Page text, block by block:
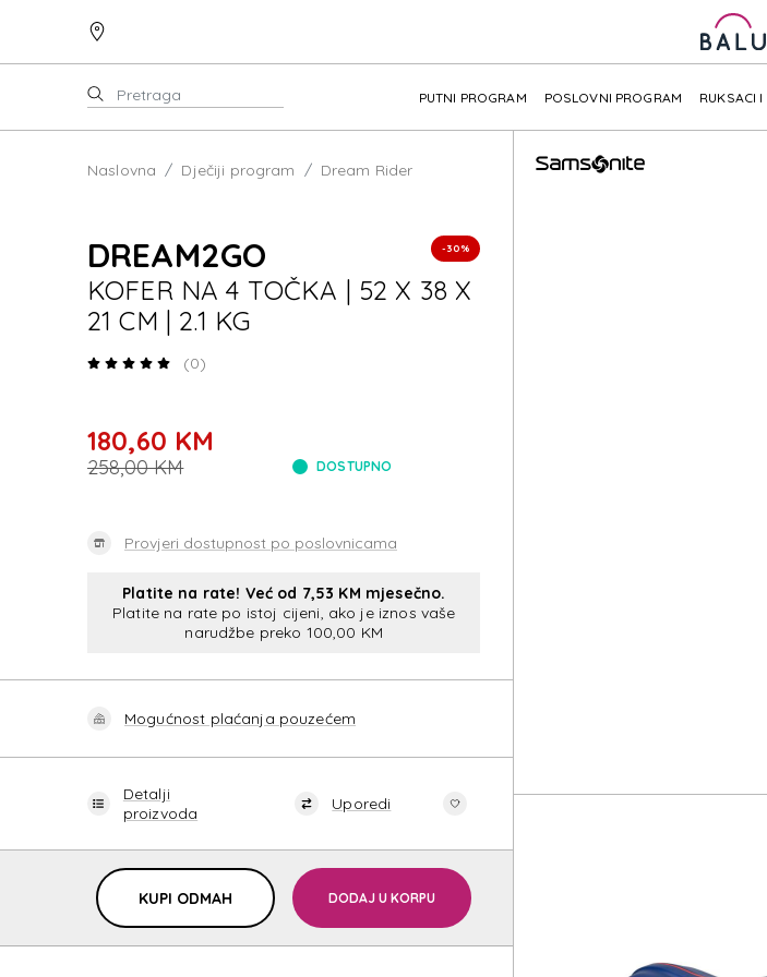
PUTNI PROGRAM POSLOVNI PROGRAM RUKSACI I
Naslovna Dječiji program Dream Rider
DREAM2GO -30%
KOFER NA 4 TOČKA | 52 X 38 X
21 CM | 2.1 KG
(0)
180,60 KM
258,00 KM DOSTUPNO
Provjeri dostupnost po poslovnicama
Platite na rate! Već od 7,53 KM mjesečno.
Platite na rate po istoj cijeni, ako je iznos vaše
narudžbe preko 100,00 KM
Mogućnost plaćanja pouzećem
Detalji
proizvoda
Uporedi
KUPI ODMAH DODAJ U KORPU